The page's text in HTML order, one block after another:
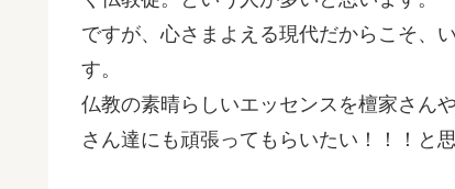
ですが、心さまよえる現代だからこそ、
す。
仏教の素晴らしいエッセンスを檀家さん
さん達にも頑張ってもらいたい！！！と